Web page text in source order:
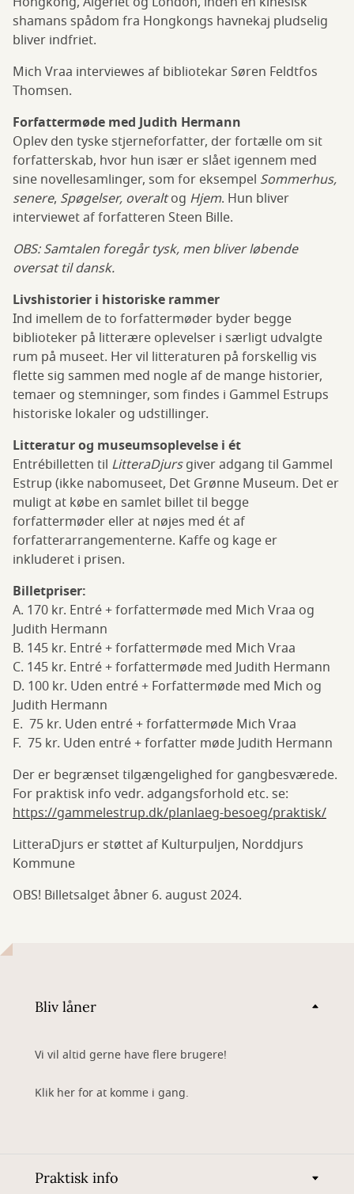
shamans spådom fra Hongkongs havnekaj pludselig
bliver indfriet.
Mich Vraa interviewes af bibliotekar Søren Feldtfos
Thomsen.
Forfattermøde med Judith Hermann
Oplev den tyske stjerneforfatter, der fortælle om sit
forfatterskab, hvor hun især er slået igennem med
sine novellesamlinger, som for eksempel Sommerhus,
senere, Spøgelser, overaltog Hjem. Hun bliver
interviewet af forfatteren Steen Bille.
OBS: Samtalen foregår tysk, men bliver løbende
oversat til dansk.
Livshistorier i historiske rammer
Ind imellem de to forfattermøder byder begge
biblioteker på litterære oplevelser i særligt udvalgte
rum på museet. Her vil litteraturen på forskellig vis
flette sig sammen med nogle af de mange historier,
temaer og stemninger, som findes i Gammel Estrups
historiske lokaler og udstillinger.
Litteratur og museumsoplevelse i ét
Entrébilletten til LitteraDjursgiver adgang til Gammel
Estrup (ikke nabomuseet, Det Grønne Museum. Det er
muligt at købe en samlet billet til begge
forfattermøder eller at nøjes med ét af
forfatterarrangementerne. Kaffe og kage er
inkluderet i prisen.
Billetpriser:
A. 170 kr. Entré + forfattermøde med Mich Vraa og
Judith Hermann
B. 145 kr. Entré + forfattermøde med Mich Vraa
C. 145 kr. Entré + forfattermøde med Judith Hermann
D. 100 kr. Uden entré + Forfattermøde med Mich og
Judith Hermann
E. 75 kr. Uden entré + forfattermøde Mich Vraa
F. 75 kr. Uden entré + forfatter møde Judith Hermann
Der er begrænset tilgængelighed for gangbesværede.
For praktisk info vedr. adgangsforhold etc. se:
https://gammelestrup.dk/planlaeg-besoeg/praktisk/
LitteraDjurs er støttet af Kulturpuljen, Norddjurs
Kommune
OBS! Billetsalget åbner 6. august 2024.
Bliv låner
Vi vil altid gerne have flere brugere!
Klik her for at komme i gang.
Praktisk info